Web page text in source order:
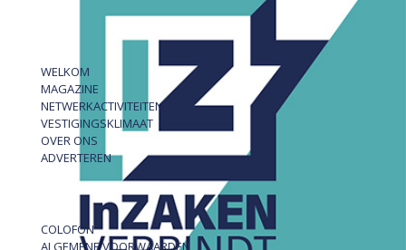
WELKOM
MAGAZINE
NETWERKACTIVITEITEN
VESTIGINGSKLIMAAT
OVER ONS
ADVERTEREN
COLOFON
ALGEMENE VOORWAARDEN